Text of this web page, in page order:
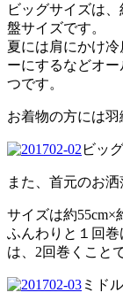
ビッグサイズは
盤サイズです。
夏には肩にかけ
ーにするなどオ
つです。
お着物の方には羽
ビッ
また、首元のお
サイズは約55cm×
ふんわりと１回
は、2回巻くこと
ミド